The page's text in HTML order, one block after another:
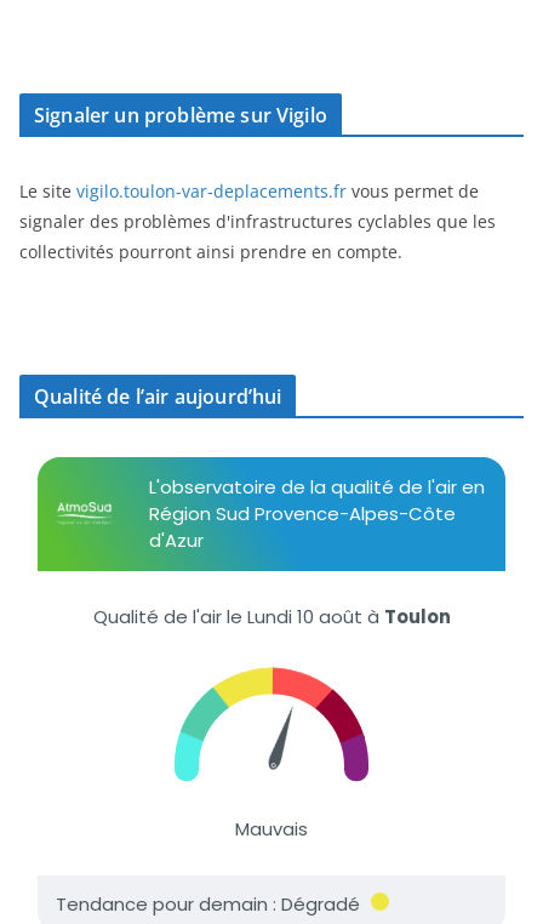
Signaler un problème sur Vigilo
Le site vigilo.toulon-var-deplacements.fr vous permet de
signaler des problèmes d'infrastructures cyclables que les
collectivités pourront ainsi prendre en compte.
Qualité de l’air aujourd’hui